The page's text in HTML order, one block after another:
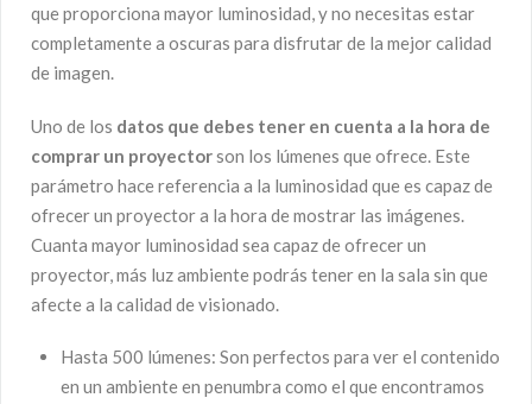
que proporciona mayor luminosidad, y no necesitas estar
completamente a oscuras para disfrutar de la mejor calidad
de imagen.
Uno de los datos que debes tener en cuenta a la hora de
comprar un proyectorson los lúmenes que ofrece. Este
parámetro hace referencia a la luminosidad que es capaz de
ofrecer un proyector a la hora de mostrar las imágenes.
Cuanta mayor luminosidad sea capaz de ofrecer un
proyector, más luz ambiente podrás tener en la sala sin que
afecte a la calidad de visionado.
Hasta 500 lúmenes: Son perfectos para ver el contenido
en un ambiente en penumbra como el que encontramos